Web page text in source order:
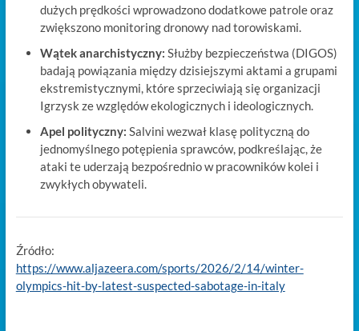
dużych prędkości wprowadzono dodatkowe patrole oraz
zwiększono monitoring dronowy nad torowiskami.
Wątek anarchistyczny: Służby bezpieczeństwa (DIGOS)
badają powiązania między dzisiejszymi aktami a grupami
ekstremistycznymi, które sprzeciwiają się organizacji
Igrzysk ze względów ekologicznych i ideologicznych.
Apel polityczny: Salvini wezwał klasę polityczną do
jednomyślnego potępienia sprawców, podkreślając, że
ataki te uderzają bezpośrednio w pracowników kolei i
zwykłych obywateli.
Źródło:
https://www.aljazeera.com/sports/2026/2/14/winter-
olympics-hit-by-latest-suspected-sabotage-in-italy